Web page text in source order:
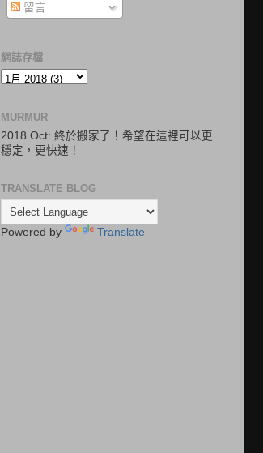
留言
網誌存檔
MURMUR
2018.Oct: 終於搬家了！希望在這裡可以更
穩定，更快速！
TRANSLATE BLOG
Powered by Translate